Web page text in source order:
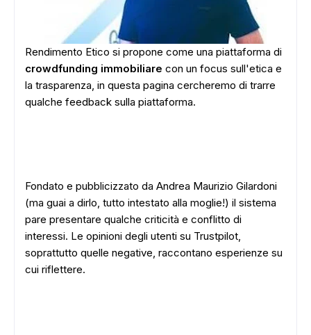
Rendimento Etico si propone come una piattaforma di
crowdfunding immobiliare con un focus sull'etica e
la trasparenza, in questa pagina cercheremo di trarre
qualche feedback sulla piattaforma.
Fondato e pubblicizzato da Andrea Maurizio Gilardoni
(ma guai a dirlo, tutto intestato alla moglie!) il sistema
pare presentare qualche criticità e conflitto di
interessi. Le opinioni degli utenti su Trustpilot,
soprattutto quelle negative, raccontano esperienze su
cui riflettere.